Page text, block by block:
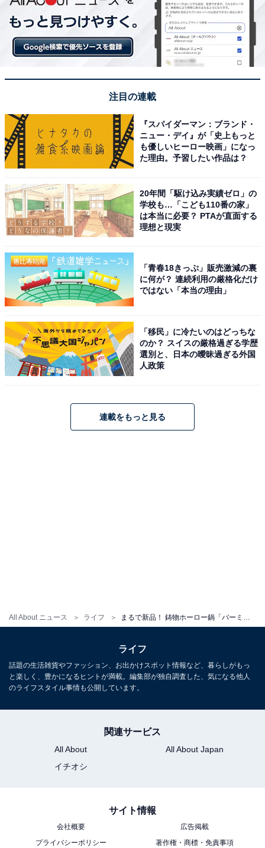
All About ニュース ライフ
しゃぶしゃぶ店で毎日使われていたバーミキュラ
筆者も何度かこの店に足を運びましたが、店がオープン
て、バーミキュラの本社にまで出向いていたことを覚え
ています。
閉店に際して、バーミキュラの鍋を格安で譲ってもらい
中は剥げている
一日中使い続けられて乾燥する時間もなかったためか、
中も変色したり、剥げているところもありました。これ
を今回、バーミキュラのリペアサービスを利用して塗り
直しをお願いしたのです。
注目の連載
『スパイダーマン：ブランド・
ニュー・デイ』が「史上もっと
も優しいヒーロー映画」になっ
た理由。予習したい作品は？
20年間「駆け込み実績ゼロ」の
学校も…「こども110番の家」
は本当に必要？ PTAが直面する
理想と現実
「青春18きっぷ」販売激減の裏
に何が？ 連続利用の厳格化だけ
ではない「本当の理由」
「移民」に冷たいのはどっちな
のか？ スイスの厳格過ぎる学歴
選別と、日本の曖昧過ぎる外国
人政策
連載をもっと見る
ライフ
話題の生活雑貨やファッション、お出かけスポット情報など、暮らしがもっ
と楽しく、豊かになるヒントが満載。編集部が独自調査した、気になる他人
のライフスタイル事情も公開しています。
関連サービス
All About
All About Japan
イチオシ
サイト情報
会社概要
広告掲載
プライバシーポリシー
著作権・商標・免責事項